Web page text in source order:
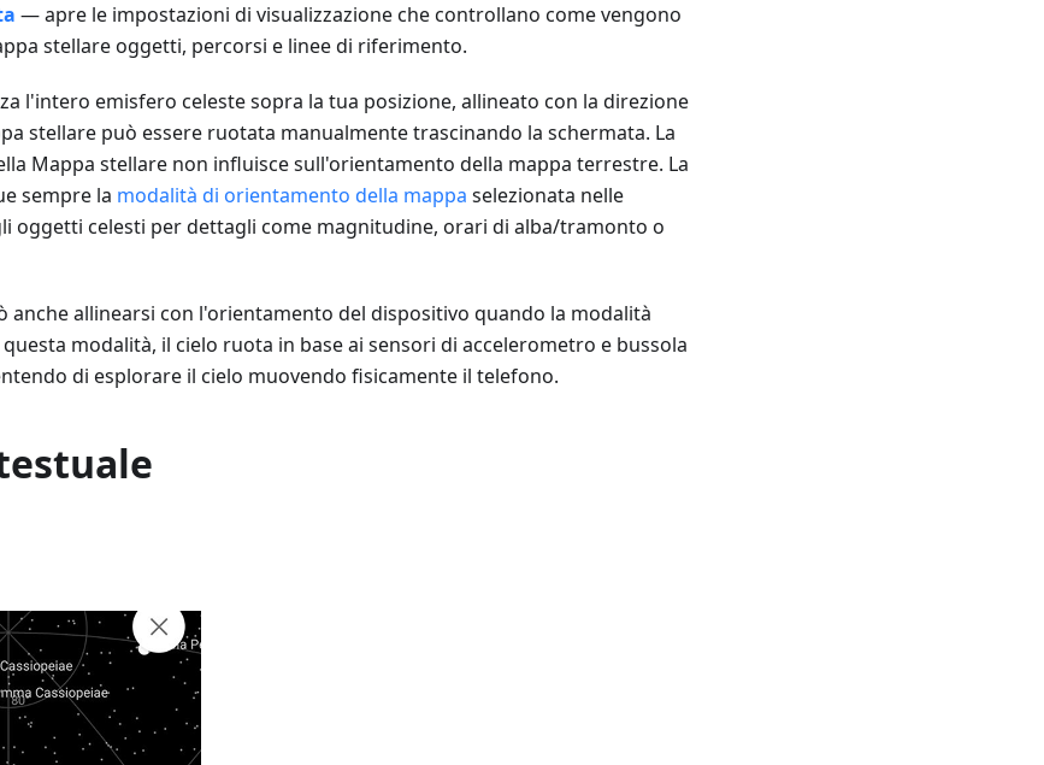
— apre le impostazioni di visualizzazione che controllano come vengono
stellare oggetti, percorsi e linee di riferimento.
l'intero emisfero celeste sopra la tua posizione, allineato con la direzione
stellare può essere ruotata manualmente trascinando la schermata. La
Mappa stellare non influisce sull'orientamento della mappa terrestre. La
sempre la modalità di orientamento della mappa selezionata nelle
oggetti celesti per dettagli come magnitudine, orari di alba/tramonto o
anche allinearsi con l'orientamento del dispositivo quando la modalità
modalità, il cielo ruota in base ai sensori di accelerometro e bussola
di esplorare il cielo muovendo fisicamente il telefono.